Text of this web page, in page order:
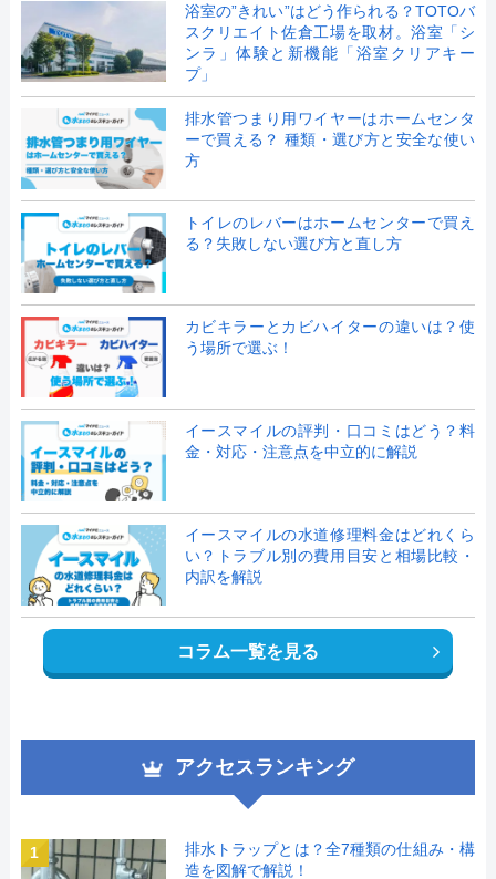
浴室の”きれい”はどう作られる？TOTOバ
スクリエイト佐倉工場を取材。浴室「シ
ンラ」体験と新機能「浴室クリアキー
プ」
排水管つまり用ワイヤーはホームセンタ
ーで買える？ 種類・選び方と安全な使い
方
トイレのレバーはホームセンターで買え
る？失敗しない選び方と直し方
カビキラーとカビハイターの違いは？使
う場所で選ぶ！
イースマイルの評判・口コミはどう？料
金・対応・注意点を中立的に解説
イースマイルの水道修理料金はどれくら
い？トラブル別の費用目安と相場比較・
内訳を解説
コラム一覧を見る
アクセスランキング
1
排水トラップとは？全7種類の仕組み・構
造を図解で解説！